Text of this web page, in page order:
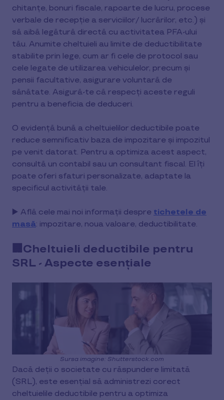
chitanțe, bonuri fiscale, rapoarte de lucru, procese
verbale de recepție a serviciilor/ lucrărilor, etc.) și
să aibă legătură directă cu activitatea PFA-ului
tău. Anumite cheltuieli au limite de deductibilitate
stabilite prin lege, cum ar fi cele de protocol sau
cele legate de utilizarea vehiculelor, precum și
pensii facultative, asigurare voluntară de
sănătate. Asigură-te că respecți aceste reguli
pentru a beneficia de deduceri.
O evidență bună a cheltuielilor deductibile poate
reduce semnificativ baza de impozitare și impozitul
pe venit datorat. Pentru a optimiza acest aspect,
consultă un contabil sau un consultant fiscal. El îți
poate oferi sfaturi personalizate, adaptate la
specificul activității tale.
▶️ Află cele mai noi informații despre tichetele de
masă: impozitare, noua valoare, deductibilitate.
🏢Cheltuieli deductibile pentru
SRL - Aspecte esențiale
Sursa imagine: Shutterstock.com
Dacă deții o societate cu răspundere limitată
(SRL), este esențial să administrezi corect
cheltuielile deductibile pentru a optimiza